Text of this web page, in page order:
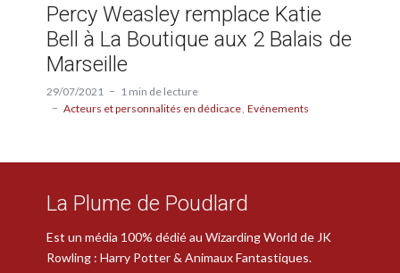
Percy Weasley remplace Katie
Bell à La Boutique aux 2 Balais de
Marseille
29/07/2021
1 min de lecture
Acteurs et personnalités en dédicace Evénements
La Plume de Poudlard
Est un média 100% dédié au Wizarding World de JK
Rowling : Harry Potter & Animaux Fantastiques.